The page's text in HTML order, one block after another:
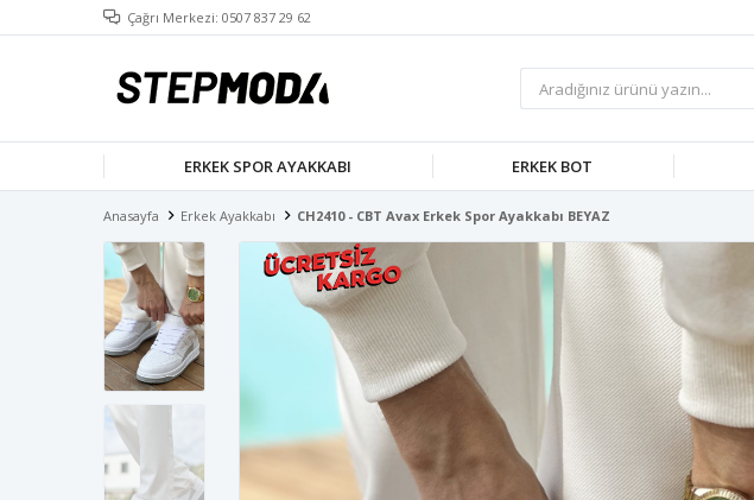
Çağrı Merkezi: 0507 837 29 62
ERKEK SPOR AYAKKABI ERKEK BOT
Anasayfa Erkek Ayakkabı CH2410 - CBT Avax Erkek Spor Ayakkabı BEYAZ